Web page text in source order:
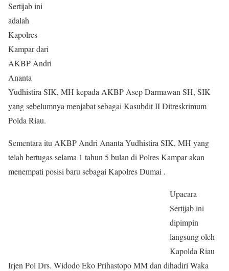
Sertijab ini
adalah
Kapolres
Kampar dari
AKBP Andri
Ananta
Yudhistira SIK, MH kepada AKBP Asep Darmawan SH, SIK
yang sebelumnya menjabat sebagai Kasubdit II Ditreskrimum
Polda Riau.
Sementara itu AKBP Andri Ananta Yudhistira SIK, MH yang
telah bertugas selama 1 tahun 5 bulan di Polres Kampar akan
menempati posisi baru sebagai Kapolres Dumai .
Upacara
Sertijab ini
dipimpin
langsung oleh
Kapolda Riau
Irjen Pol Drs. Widodo Eko Prihastopo MM dan dihadiri Waka